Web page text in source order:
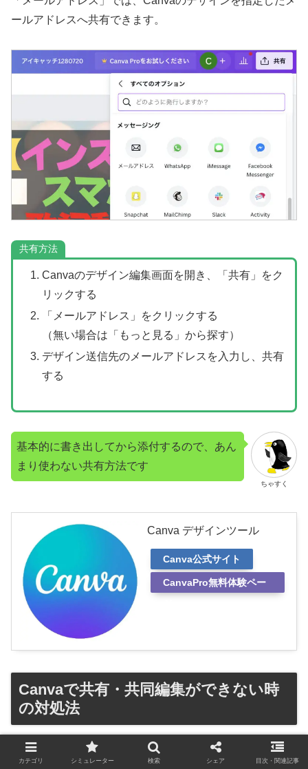
ールアドレスへ共有できます。
共有方法
Canvaのデザイン編集画面を開き、「共有」をク
リックする
「メールアドレス」をクリックする
（無い場合は「もっと見る」から探す）
デザイン送信先のメールアドレスを入力し、共有
する
ちゃすく
基本的に書き出してから添付するので、あん
まり使わない共有方法です
Canva デザインツール
Canva公式サイト
CanvaPro無料体験ペー
Canvaで共有・共同編集ができない時
の対処法
ここからはCanvaで共有・共同編集ができない時の対処法
カテゴリ シミュレーター 検索 シェア 目次・関連記事